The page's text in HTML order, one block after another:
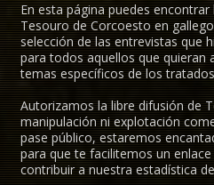
En esta página puedes
Tesouro de Corcoesto en
selección de las entrevistas que
para todos aquellos que quieran
temas específicos de los
Autorizamos la libre difusión de
manipulación ni explotación
pase público, estaremos
para que te facilitemos un
contribuir a nuestra estadística